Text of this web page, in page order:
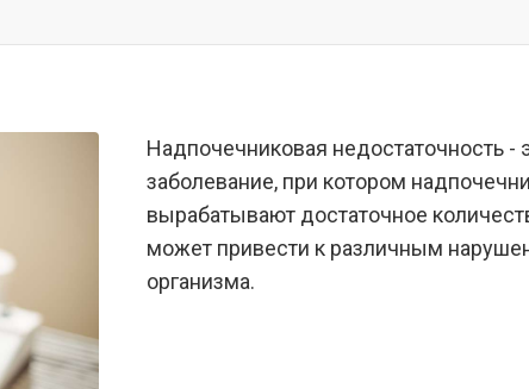
Надпочечниковая недостаточность -
заболевание, при котором
вырабатывают достаточное
может привести к различным
организма.